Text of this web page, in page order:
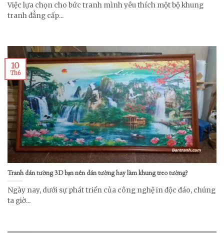
Việc lựa chọn cho bức tranh mình yêu thích một bộ khung
tranh đẳng cấp...
Tranh dán tường 3D bạn nên dán tường hay làm khung treo tường?
Ngày nay, dưới sự phát triển của công nghệ in độc đáo, chúng
ta giờ...
10
Th6